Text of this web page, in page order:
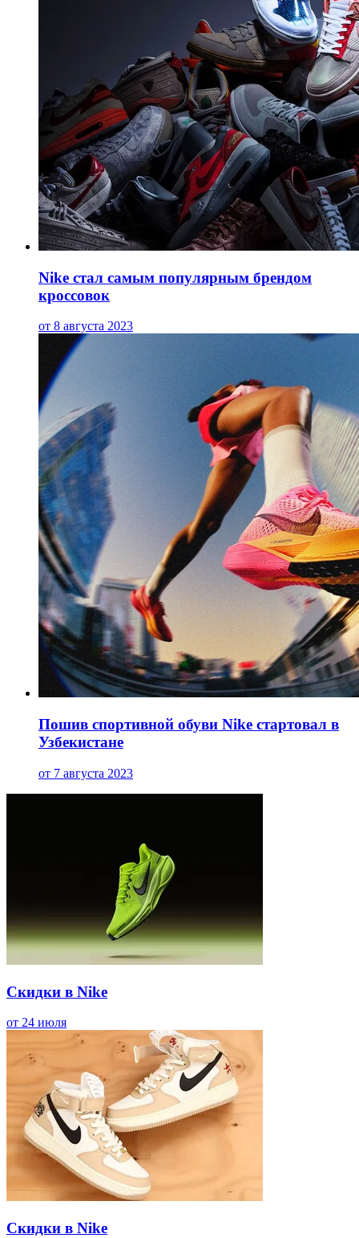
Nike стал самым популярным брендом
кроссовок
от 8 августа 2023
Пошив спортивной обуви Nike стартовал в
Узбекистане
от 7 августа 2023
Скидки в Nike
от 24 июля
Скидки в Nike